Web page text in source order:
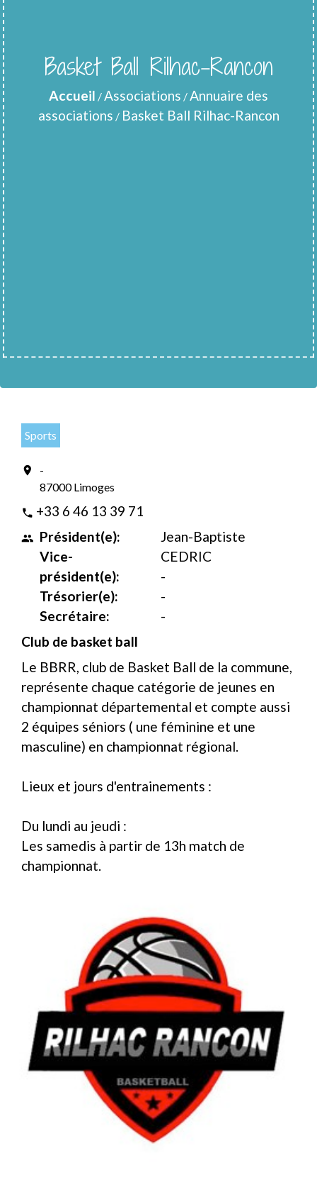
Basket Ball Rilhac-Rancon
Accueil /Associations /Annuaire des
associations / Basket Ball Rilhac-Rancon
Sports
location_on
-
87000 Limoges
phone +33 6 46 13 39 71
people Président(e):
Vice-
président(e):
Trésorier(e):
Secrétaire:
Jean-Baptiste
CEDRIC
-
-
-
Club de basket ball
Le BBRR, club de Basket Ball de la commune,
représente chaque catégorie de jeunes en
championnat départemental et compte aussi
2 équipes séniors ( une féminine et une
masculine) en championnat régional.
Lieux et jours d'entrainements :
Du lundi au jeudi :
Les samedis à partir de 13h match de
championnat.